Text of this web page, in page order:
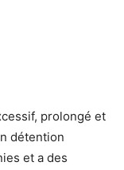
prolongé et
détention
et a des